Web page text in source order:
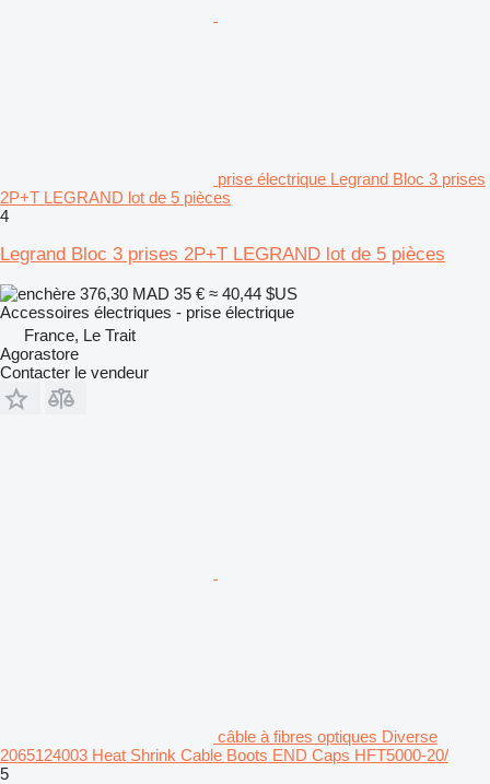
prise électrique Legrand Bloc 3 prises
2P+T LEGRAND lot de 5 pièces
4
Legrand Bloc 3 prises 2P+T LEGRAND lot de 5 pièces
376,30 MAD 35 € ≈ 40,44 $US
Accessoires électriques - prise électrique
France, Le Trait
Agorastore
Contacter le vendeur
câble à fibres optiques Diverse
2065124003 Heat Shrink Cable Boots END Caps HFT5000-20/
5